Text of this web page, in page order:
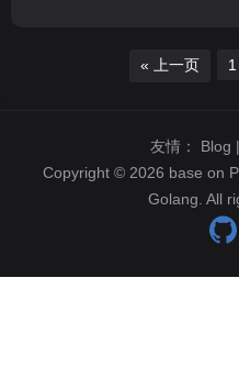
« 上一页 1
友情： Blog |
Copyright © 2026 base on
Golang . All